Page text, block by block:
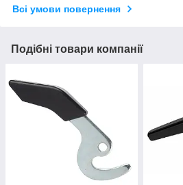
Всі умови повернення
Подібні товари компанії